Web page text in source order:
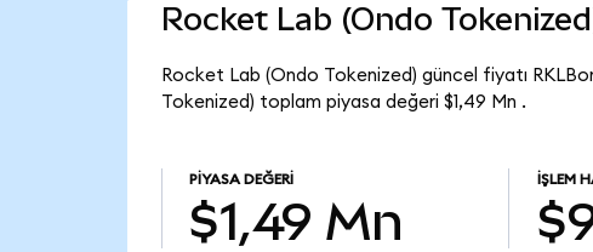
Rocket Lab (Ondo
Rocket Lab (Ondo Tokenized) güncel fiyatı
Tokenized) toplam piyasa değeri $1,49 Mn .
PIYASA DEĞERI
$1,49 Mn
İŞLEM